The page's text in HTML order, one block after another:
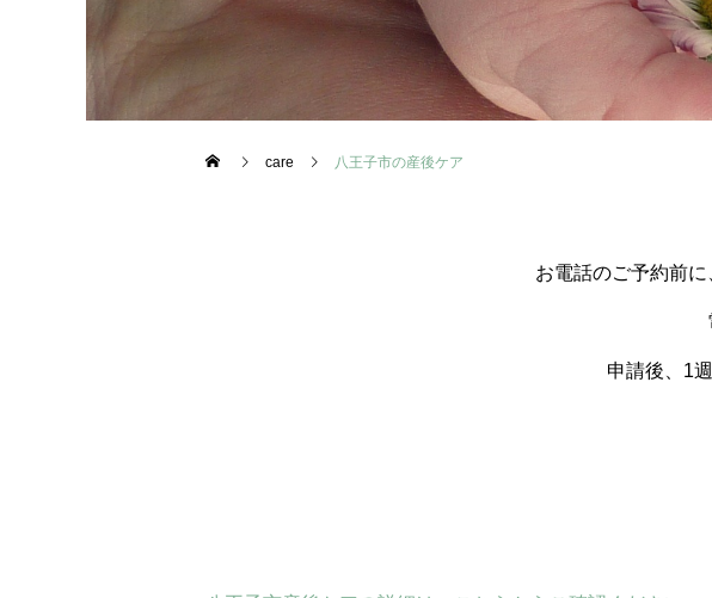
care 八王子市の産後ケア
お電話のご予約前に
申請後、1